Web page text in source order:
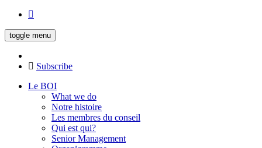
toggle menu
Subscribe
Le BOI
What we do
Notre histoire
Les membres du conseil
Qui est qui?
Senior Management